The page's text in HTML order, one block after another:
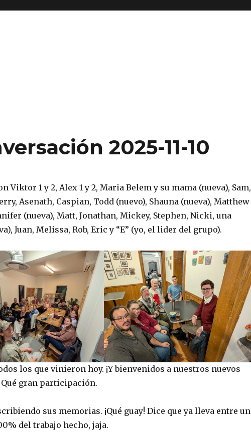
2025-11-10
Viktor 1 y 2, Alex 1 y 2, Maria Belem y su mama (nueva), Sam,
Asenath, Caspian, Todd (nuevo), Shauna (nueva), Matthew
(nueva), Matt, Jonathan, Mickey, Stephen, Nicki, una
Juan, Melissa, Rob, Eric y “E” (yo, el lider del grupo).
los que vinieron hoy. ¡Y ​​bienvenidos a nuestros nuevos
gran participación.
sus memorias. ¡Qué guay! Dice que ya lleva entre un
del trabajo hecho, jaja.